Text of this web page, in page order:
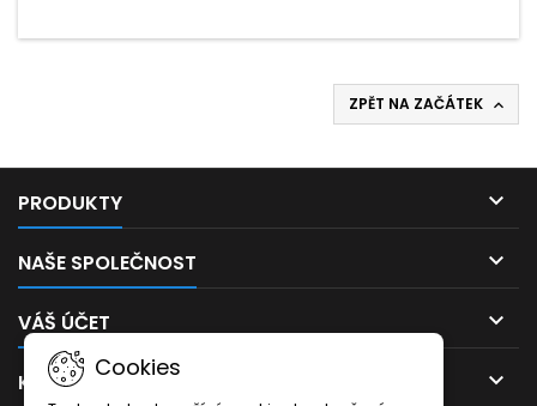
ZPĚT NA ZAČÁTEK 
PRODUKTY 
NAŠE SPOLEČNOST 
VÁŠ ÚČET 
KONTAKT 
Cookies